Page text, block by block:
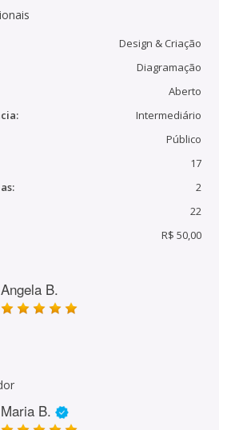
Design & Criação
Diagramação
Aberto
Intermediário
Público
17
2
22
R$ 50,00
Angela B.
Maria B.